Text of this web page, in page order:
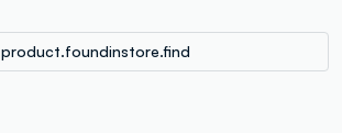
product.foundinstore.find